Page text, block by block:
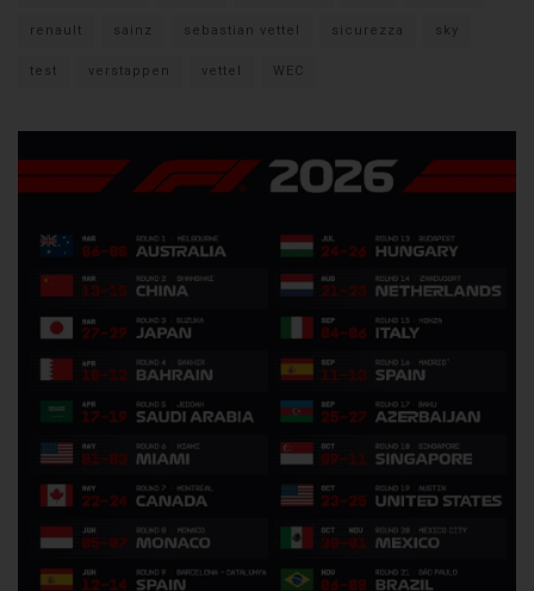
renault sainz sebastian vettel sicurezza sky
test verstappen vettel WEC